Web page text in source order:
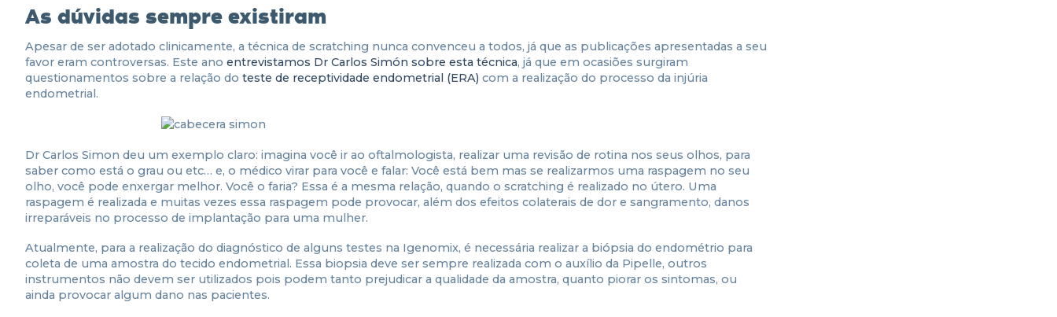
As dúvidas sempre existiram
Apesar de ser adotado clinicamente, a técnica de scratching nunca convenceu a todos, já que as publicações apresentadas a seu
favor eram controversas. Este ano entrevistamos Dr Carlos Simón sobre esta técnica, já que em ocasiões surgiram
questionamentos sobre a relação do teste de receptividade endometrial (ERA) com a realização do processo da injúria
endometrial.
Dr Carlos Simon deu um exemplo claro: imagina você ir ao oftalmologista, realizar uma revisão de rotina nos seus olhos, para
saber como está o grau ou etc… e, o médico virar para você e falar: Você está bem mas se realizarmos uma raspagem no seu
olho, você pode enxergar melhor. Você o faria? Essa é a mesma relação, quando o scratching é realizado no útero. Uma
raspagem é realizada e muitas vezes essa raspagem pode provocar, além dos efeitos colaterais de dor e sangramento, danos
irreparáveis no processo de implantação para uma mulher.
Atualmente, para a realização do diagnóstico de alguns testes na Igenomix, é necessária realizar a biópsia do endométrio para
coleta de uma amostra do tecido endometrial. Essa biopsia deve ser sempre realizada com o auxílio da Pipelle, outros
instrumentos não devem ser utilizados pois podem tanto prejudicar a qualidade da amostra, quanto piorar os sintomas, ou
ainda provocar algum dano nas pacientes.